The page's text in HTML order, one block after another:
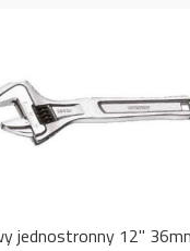
jednostronny 12"